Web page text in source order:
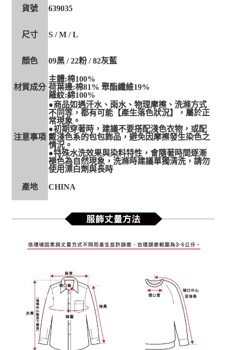
貨號 639035
尺寸 S / M / L
顏色 09黑 / 22粉 / 82灰藍
材質成分
主體:棉100%
荷葉邊:棉81% 聚酯纖維19%
羅紋:綿100%
注意事項
●商品如遇汗水、雨水、物理摩擦、洗滌方式
不同等，都有可能【產生落色狀況】，屬於正
常現象。
●初期穿著時，建議不要搭配淺色衣物，或配
戴淺色系的包包飾品，避免因摩擦發生染色之
情況。
●特殊水洗效果與染料特性，會隨著時間逐漸
褪色為自然現象，洗滌時建議單獨清洗，請勿
使用漂白劑與長時
產地 CHINA